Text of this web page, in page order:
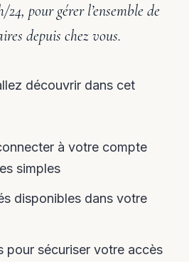
pour gérer l’ensemble de
depuis chez vous.
découvrir dans cet
à votre compte
simples
disponibles dans votre
pour sécuriser votre accès